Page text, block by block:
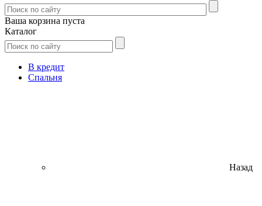
Ваша корзина пуста
Каталог
В кредит
Спальня
Назад